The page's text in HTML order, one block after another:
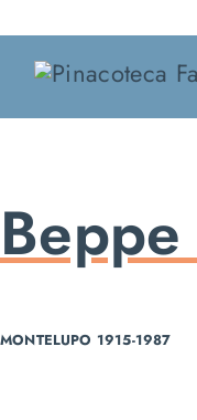
al
contenuto
MONTELUPO 1915-1987